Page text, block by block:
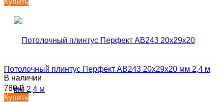
Потолочный плинтус Перфект AB243 20х29х20 мм 2,4 м
В наличии
780₽
Купить